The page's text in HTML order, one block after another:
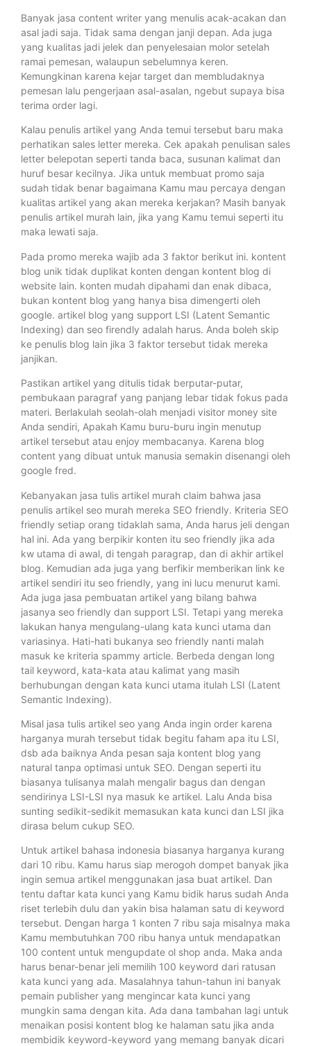
Banyak jasa content writer yang menulis acak-acakan dan
asal jadi saja. Tidak sama dengan janji depan. Ada juga
yang kualitas jadi jelek dan penyelesaian molor setelah
ramai pemesan, walaupun sebelumnya keren.
Kemungkinan karena kejar target dan membludaknya
pemesan lalu pengerjaan asal-asalan, ngebut supaya bisa
terima order lagi.
Kalau penulis artikel yang Anda temui tersebut baru maka
perhatikan sales letter mereka. Cek apakah penulisan sales
letter belepotan seperti tanda baca, susunan kalimat dan
huruf besar kecilnya. Jika untuk membuat promo saja
sudah tidak benar bagaimana Kamu mau percaya dengan
kualitas artikel yang akan mereka kerjakan? Masih banyak
penulis artikel murah lain, jika yang Kamu temui seperti itu
maka lewati saja.
Pada promo mereka wajib ada 3 faktor berikut ini. kontent
blog unik tidak duplikat konten dengan kontent blog di
website lain. konten mudah dipahami dan enak dibaca,
bukan kontent blog yang hanya bisa dimengerti oleh
google. artikel blog yang support LSI (Latent Semantic
Indexing) dan seo firendly adalah harus. Anda boleh skip
ke penulis blog lain jika 3 faktor tersebut tidak mereka
janjikan.
Pastikan artikel yang ditulis tidak berputar-putar,
pembukaan paragraf yang panjang lebar tidak fokus pada
materi. Berlakulah seolah-olah menjadi visitor money site
Anda sendiri, Apakah Kamu buru-buru ingin menutup
artikel tersebut atau enjoy membacanya. Karena blog
content yang dibuat untuk manusia semakin disenangi oleh
google fred.
Kebanyakan jasa tulis artikel murah claim bahwa jasa
penulis artikel seo murah mereka SEO friendly. Kriteria SEO
friendly setiap orang tidaklah sama, Anda harus jeli dengan
hal ini. Ada yang berpikir konten itu seo friendly jika ada
kw utama di awal, di tengah paragrap, dan di akhir artikel
blog. Kemudian ada juga yang berfikir memberikan link ke
artikel sendiri itu seo friendly, yang ini lucu menurut kami.
Ada juga jasa pembuatan artikel yang bilang bahwa
jasanya seo friendly dan support LSI. Tetapi yang mereka
lakukan hanya mengulang-ulang kata kunci utama dan
variasinya. Hati-hati bukanya seo friendly nanti malah
masuk ke kriteria spammy article. Berbeda dengan long
tail keyword, kata-kata atau kalimat yang masih
berhubungan dengan kata kunci utama itulah LSI (Latent
Semantic Indexing).
Misal jasa tulis artikel seo yang Anda ingin order karena
harganya murah tersebut tidak begitu faham apa itu LSI,
dsb ada baiknya Anda pesan saja kontent blog yang
natural tanpa optimasi untuk SEO. Dengan seperti itu
biasanya tulisanya malah mengalir bagus dan dengan
sendirinya LSI-LSI nya masuk ke artikel. Lalu Anda bisa
sunting sedikit-sedikit memasukan kata kunci dan LSI jika
dirasa belum cukup SEO.
Untuk artikel bahasa indonesia biasanya harganya kurang
dari 10 ribu. Kamu harus siap merogoh dompet banyak jika
ingin semua artikel menggunakan jasa buat artikel. Dan
tentu daftar kata kunci yang Kamu bidik harus sudah Anda
riset terlebih dulu dan yakin bisa halaman satu di keyword
tersebut. Dengan harga 1 konten 7 ribu saja misalnya maka
Kamu membutuhkan 700 ribu hanya untuk mendapatkan
100 content untuk mengupdate ol shop anda. Maka anda
harus benar-benar jeli memilih 100 keyword dari ratusan
kata kunci yang ada. Masalahnya tahun-tahun ini banyak
pemain publisher yang mengincar kata kunci yang
mungkin sama dengan kita. Ada dana tambahan lagi untuk
menaikan posisi kontent blog ke halaman satu jika anda
membidik keyword-keyword yang memang banyak dicari